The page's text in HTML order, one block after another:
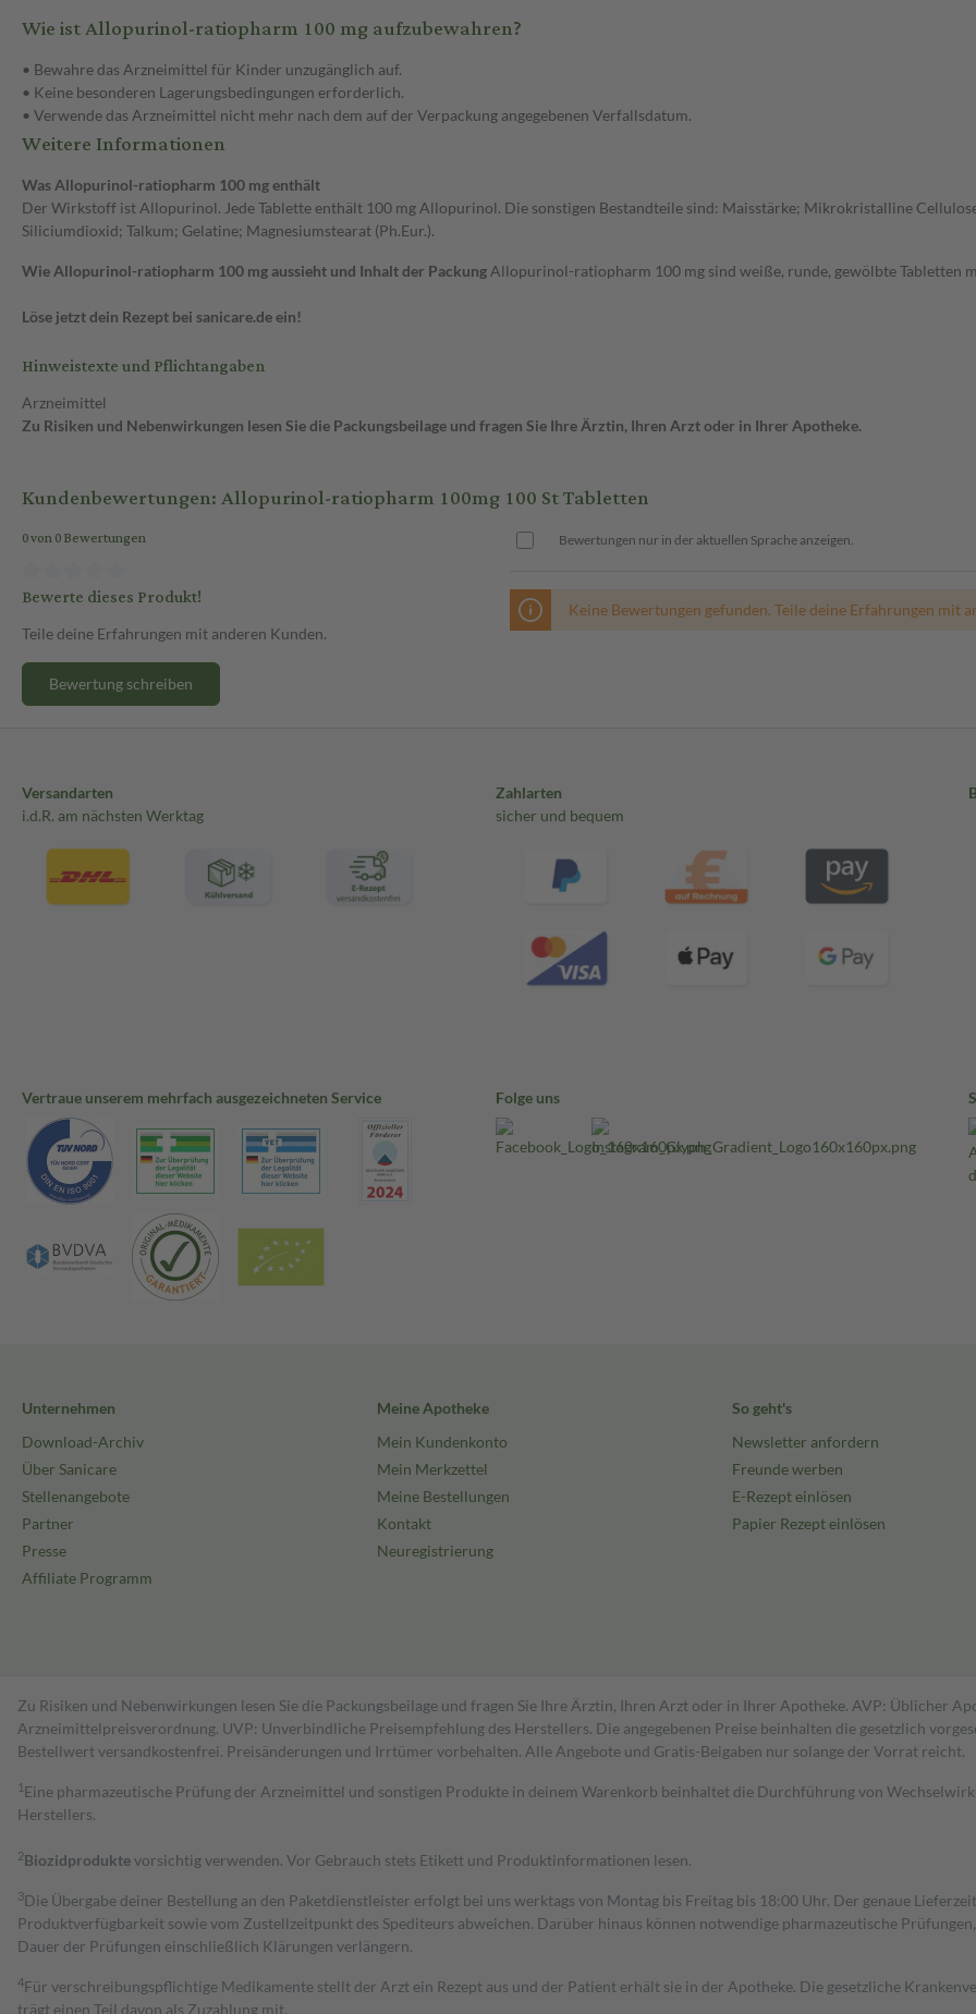
Wie ist Allopurinol-ratiopharm 100 mg aufzubewahren?
• Bewahre das Arzneimittel für Kinder unzugänglich auf.
• Keine besonderen Lagerungsbedingungen erforderlich.
• Verwende das Arzneimittel nicht mehr nach dem auf der Verpackung angegebenen Verfallsdatum.
Weitere Informationen
Was Allopurinol-ratiopharm 100 mg enthält
Der Wirkstoff ist Allopurinol. Jede Tablette enthält 100 mg Allopurinol. Die sonstigen Bestandteile sind: Maisstärke; Mikrokristalline
Siliciumdioxid; Talkum; Gelatine; Magnesiumstearat (Ph.Eur.).
Wie Allopurinol-ratiopharm 100 mg aussieht und Inhalt der Packung Allopurinol-ratiopharm 100 mg sind weiße, runde, gewölbte Tabletten
Löse jetzt dein Rezept bei sanicare.de ein!
Hinweistexte und Pflichtangaben
Arzneimittel
Zu Risiken und Nebenwirkungen lesen Sie die Packungsbeilage und fragen Sie Ihre Ärztin, Ihren Arzt oder in Ihrer Apotheke.
Kundenbewertungen: Allopurinol-ratiopharm 100mg 100 St Tabletten
0 von 0 Bewertungen
Bewerte dieses Produkt!
Teile deine Erfahrungen mit anderen Kunden.
Bewertung schreiben
Bewertungen nur in der aktuellen Sprache anzeigen.
Keine Bewertungen gefunden. Teile deine Erfahrungen mit
Versandarten
i.d.R. am nächsten Werktag
Zahlarten
sicher und bequem
Vertraue unserem mehrfach ausgezeichneten Service Folge uns
Unternehmen
Download-Archiv
Über Sanicare
Stellenangebote
Partner
Presse
Affiliate Programm
Meine Apotheke
Mein Kundenkonto
Mein Merkzettel
Meine Bestellungen
Kontakt
Neuregistrierung
So geht's
Newsletter anfordern
Freunde werben
E-Rezept einlösen
Papier Rezept einlösen
Zu Risiken und Nebenwirkungen lesen Sie die Packungsbeilage und fragen Sie Ihre Ärztin, Ihren Arzt oder in Ihrer Apotheke. AVP: Üblicher
Arzneimittelpreisverordnung. UVP: Unverbindliche Preisempfehlung des Herstellers. Die angegebenen Preise beinhalten die gesetzlich
Bestell­wert versand­kosten­frei. Preisänderungen und Irrtümer vorbehalten. Alle Angebote und Gratis-Beigaben nur solange der Vorrat reicht.
1 Eine pharmazeutische Prüfung der Arzneimittel und sonstigen Produkte in deinem Warenkorb beinhaltet die Durchführung von
Herstellers.
2Biozidproduktevorsichtig verwenden. Vor Gebrauch stets Etikett und Produktinformationen lesen.
3Die Übergabe deiner Bestellung an den Paketdienstleister erfolgt bei uns werktags von Montag bis Freitag bis 18:00 Uhr. Der genaue
Produktverfügbarkeit sowie vom Zustellzeitpunkt des Spediteurs abweichen. Darüber hinaus können notwendige pharmazeutische
Dauer der Prüfungen einschließlich Klärungen verlängern.
4Für verschreibungspflichtige Medikamente stellt der Arzt ein Rezept aus und der Patient erhält sie in der Apotheke. Die gesetzliche
trägt einen Teil davon als Zuzahlung mit.